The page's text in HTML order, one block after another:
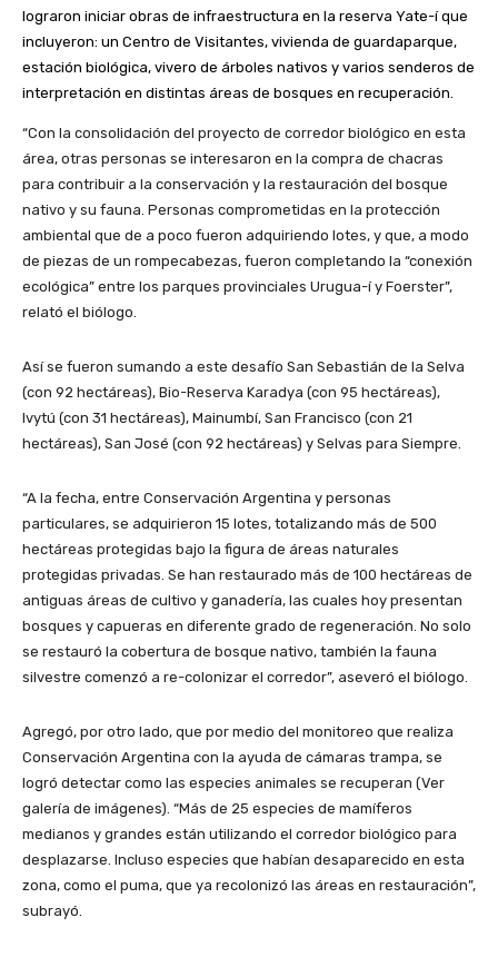
lograron iniciar obras de infraestructura en la reserva Yate-í que
incluyeron: un Centro de Visitantes, vivienda de guardaparque,
estación biológica, vivero de árboles nativos y varios senderos de
interpretación en distintas áreas de bosques en recuperación.
“Con la consolidación del proyecto de corredor biológico en esta
área, otras personas se interesaron en la compra de chacras
para contribuir a la conservación y la restauración del bosque
nativo y su fauna. Personas comprometidas en la protección
ambiental que de a poco fueron adquiriendo lotes, y que, a modo
de piezas de un rompecabezas, fueron completando la “conexión
ecológica” entre los parques provinciales Urugua-í y Foerster”,
relató el biólogo.
Así se fueron sumando a este desafío San Sebastián de la Selva
(con 92 hectáreas), Bio-Reserva Karadya (con 95 hectáreas),
Ivytú (con 31 hectáreas), Mainumbí, San Francisco (con 21
hectáreas), San José (con 92 hectáreas) y Selvas para Siempre.
“A la fecha, entre Conservación Argentina y personas
particulares, se adquirieron 15 lotes, totalizando más de 500
hectáreas protegidas bajo la figura de áreas naturales
protegidas privadas. Se han restaurado más de 100 hectáreas de
antiguas áreas de cultivo y ganadería, las cuales hoy presentan
bosques y capueras en diferente grado de regeneración. No solo
se restauró la cobertura de bosque nativo, también la fauna
silvestre comenzó a re-colonizar el corredor”, aseveró el biólogo.
Agregó, por otro lado, que por medio del monitoreo que realiza
Conservación Argentina con la ayuda de cámaras trampa, se
logró detectar como las especies animales se recuperan (Ver
galería de imágenes). “Más de 25 especies de mamíferos
medianos y grandes están utilizando el corredor biológico para
desplazarse. Incluso especies que habían desaparecido en esta
zona, como el puma, que ya recolonizó las áreas en restauración”,
subrayó.